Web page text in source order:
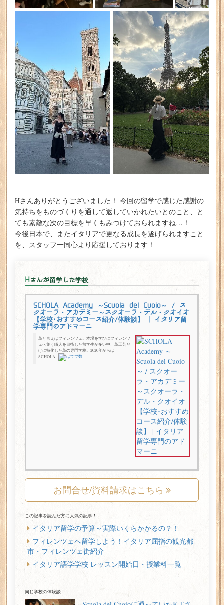
Hさんありがとうございました！ 今回の留学で感じた感謝の
気持ちをものづくりを通して返していかれたいとのこと、と
ても素敵な次の目標を早くもみつけておられますね…！
今後日本で、またイタリアで更なる成長を遂げられますこと
を、スタッフ一同心より応援しております！
Hさんが留学した学校
SCHOLA Academy ～Scuola del Cuoio～ / ス
クオーラ・アカデミー～スクオーラ・デル・クオイオ
【学校･おすすめコース紹介/体験談】 | イタリア留
学専門のアドマーニ
革と言えばフィレンツェ。本場を学びにフィレンツ
ェへ集う職人を目指した留学生が多い中、革工芸だ
けに特化した革の専門学校。2020年からは
SCHOLA...
お問合せ/資料請求はこちら
この記事を読んだ方に人気の記事！
イタリア留学の予算～実際いくらかかるの？！
フィレンツェへ留学しよう！イタリア屈指の観光都
市・フィレンツェ街紹介
イタリア語学学校 レッスン開始日・授業料一覧
同じ学校の体験談